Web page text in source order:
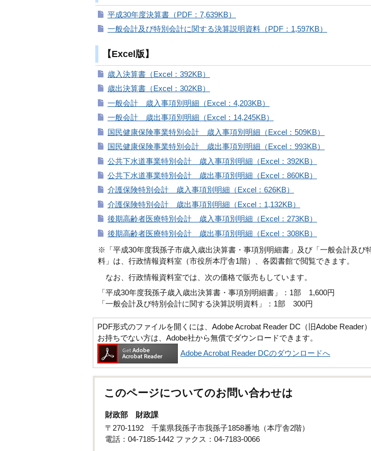
平成30年度決算書（PDF：7,639KB）
一般会計及び特別会計に関する決算説明資料（PDF：1,597KB）
【Excel版】
歳入決算書（Excel：392KB）
歳出決算書（Excel：302KB）
一般会計 歳入事項別明細（Excel：4,203KB）
一般会計 歳出事項別明細（Excel：14,245KB）
国民健康保険事業特別会計 歳入事項別明細（Excel：509KB）
国民健康保険事業特別会計 歳出事項別明細（Excel：993KB）
公共下水道事業特別会計 歳入事項別明細（Excel：392KB）
公共下水道事業特別会計 歳出事項別明細（Excel：860KB）
介護保険特別会計 歳入事項別明細（Excel：626KB）
介護保険特別会計 歳出事項別明細（Excel：1,132KB）
後期高齢者医療特別会計 歳入事項別明細（Excel：273KB）
後期高齢者医療特別会計 歳出事項別明細（Excel：308KB）
※「平成30年度我孫子市歳入歳出決算書・事項別明細書」及び「一般会計及び
料」は、行政情報資料室（市役所本庁舎1階）、各図書館で閲覧できます。
なお、行政情報資料室では、次の価格で販売もしています。
「平成30年度我孫子歳入歳出決算書・事項別明細書」：1部 1,600円
「一般会計及び特別会計に関する決算説明資料」：1部 300円
PDF形式のファイルを開くには、Adobe Acrobat Reader DC（旧Adobe Reader）
お持ちでない方は、Adobe社から無償でダウンロードできます。
Adobe Acrobat Reader DCのダウンロードへ
このページについてのお問い合わせは
財政部 財政課
〒270-1192 千葉県我孫子市我孫子1858番地（本庁舎2階）
電話：04-7185-1442 ファクス：04-7183-0066